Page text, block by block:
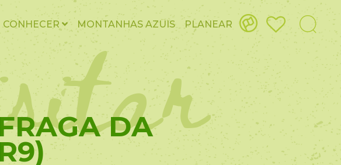
CONHECER MONTANHAS AZUIS PLANEAR
DA